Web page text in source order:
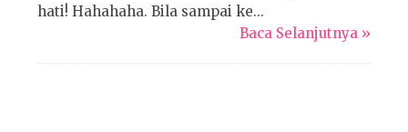
hati! Hahahaha. Bila sampai ke...
Baca Selanjutnya »